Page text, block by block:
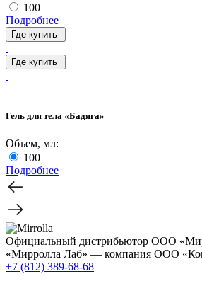
100
Подробнее
Где купить
Где купить
Гель для тела «Бадяга»
Объем, мл:
100
Подробнее
Официальный дистрибьютор ООО
«Мирролла Лаб» — компания ООО
+7 (812) 389-68-68